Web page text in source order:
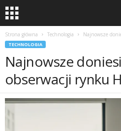
Strona główna Technologia Najnowsze
TECHNOLOGIA
Najnowsze
obserwacji rynku